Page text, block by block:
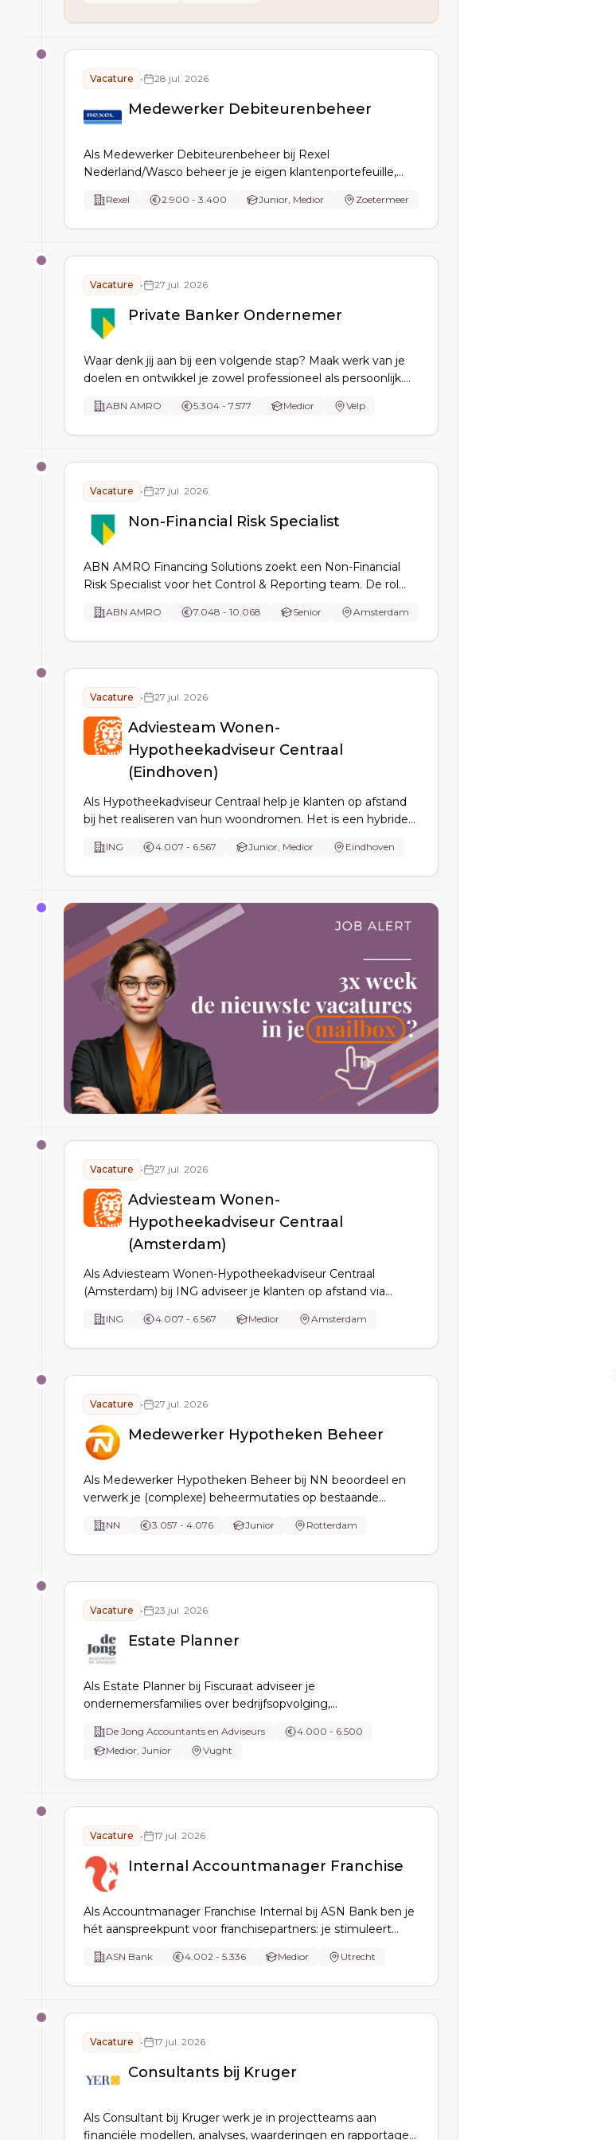
Vacature • 28 jul. 2026
Medewerker Debiteurenbeheer
Als Medewerker Debiteurenbeheer bij Rexel
Nederland/Wasco beheer je je eigen klantenportefeuille,
rapportages en stem je met Sales af over kredietlimieten,
Rexel 2.900 - 3.400 Junior, Medior Zoetermeer
Vacature • 27 jul. 2026
Private Banker Ondernemer
Waar denk jij aan bij een volgende stap? Maak werk van je
doelen en ontwikkel je zowel professioneel als persoonlijk.
ABN AMRO 5.304 - 7.577 Medior Velp
Vacature • 27 jul. 2026
Non-Financial Risk Specialist
ABN AMRO Financing Solutions zoekt een Non-Financial
Risk Specialist voor het Control & Reporting team. De rol
van risk management frameworks binnen een dynamisch
ABN AMRO 7.048 - 10.068 Senior Amsterdam
Vacature • 27 jul. 2026
Adviesteam Wonen-
Hypotheekadviseur Centraal
(Eindhoven)
Als Hypotheekadviseur Centraal help je klanten op afstand
bij het realiseren van hun woondromen. Het is een hybride
een van onze inspirerende centrale locaties in Amsterdam,
ING 4.007 - 6.567 Junior, Medior Eindhoven
Vacature • 27 jul. 2026
Adviesteam Wonen-
Hypotheekadviseur Centraal
(Amsterdam)
Als Adviesteam Wonen-Hypotheekadviseur Centraal
(Amsterdam) bij ING adviseer je klanten op afstand via
coördineer je het hypotheektraject van oriëntatie tot
ING 4.007 - 6.567 Medior Amsterdam
Vacature • 27 jul. 2026
Medewerker Hypotheken Beheer
Als Medewerker Hypotheken Beheer bij NN beoordeel en
verwerk je (complexe) beheermutaties op bestaande
ondersteunt adviseur en klant, deelt kennis, bewaakt
NN 3.057 - 4.076 Junior Rotterdam
Vacature • 23 jul. 2026
Estate Planner
Als Estate Planner bij Fiscuraat adviseer je
ondernemersfamilies over bedrijfsopvolging,
en familiefondsen, en verzorg je aangiften schenk- en
erfbelasting binnen het Toekomstplan.
De Jong Accountants en Adviseurs
4.000 - 6.500
Medior, Junior
Vught
Vacature • 17 jul. 2026
Internal Accountmanager Franchise
Als Accountmanager Franchise Internal bij ASN Bank ben je
hét aanspreekpunt voor franchisepartners: je stimuleert
basis van data, onderhoudt relaties via mail/telefoon en
ASN Bank 4.002 - 5.336 Medior Utrecht
Vacature • 17 jul. 2026
Consultants bij Kruger
Als Consultant bij Kruger werk je in projectteams aan
financiële modellen, analyses, waarderingen en rapportages,